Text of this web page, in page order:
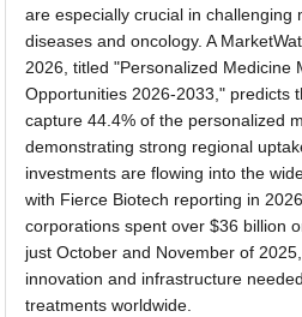
are especially crucial in challenging
diseases and oncology. A
2026, titled "Personalized Medicine
Opportunities 2026-2033," predicts
capture 44.4% of the personalized
demonstrating strong regional
investments are flowing into the
with Fierce Biotech reporting in
corporations spent over $36 billion
just October and November of
innovation and infrastructure
treatments worldwide.